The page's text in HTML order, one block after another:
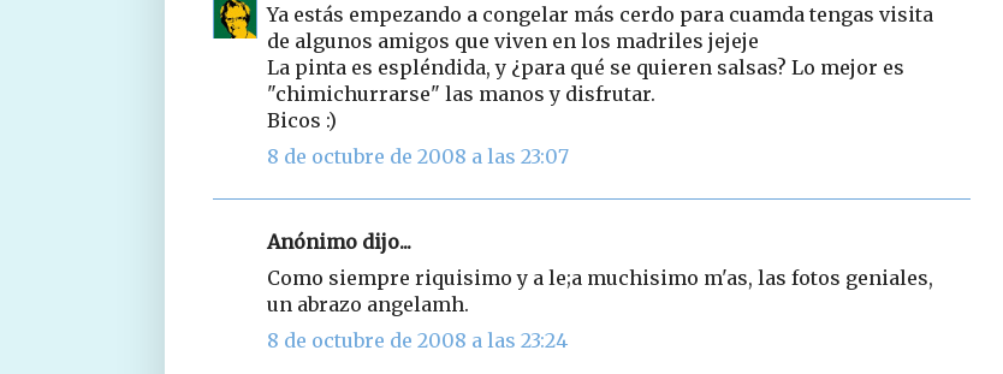
Ya estás empezando a congelar más cerdo para cuamda tengas visita
de algunos amigos que viven en los madriles jejeje
La pinta es espléndida, y ¿para qué se quieren salsas? Lo mejor es
"chimichurrarse" las manos y disfrutar.
Bicos :)
8 de octubre de 2008 a las 23:07
Anónimo dijo...
Como siempre riquisimo y a le;a muchisimo m'as, las fotos geniales,
un abrazo angelamh.
8 de octubre de 2008 a las 23:24